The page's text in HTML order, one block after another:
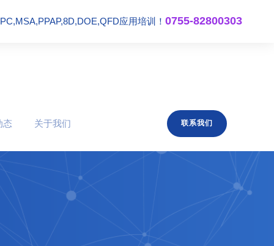
应用培训！ 0755-82800303
态 关于我们 联系我们